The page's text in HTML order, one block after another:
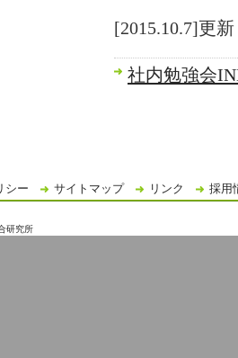
[2015.10.7]更新
社内勉強会
シー サイトマップ リンク 採用
研究所